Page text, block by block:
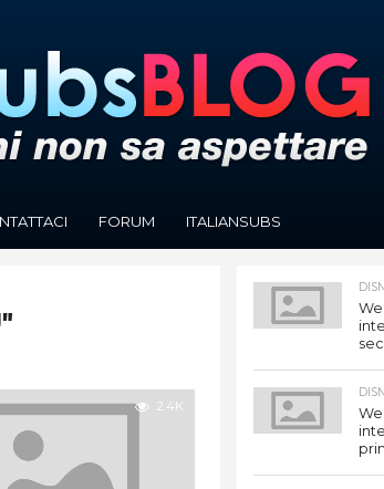
FORUM ITALIANSUBS
2.4K